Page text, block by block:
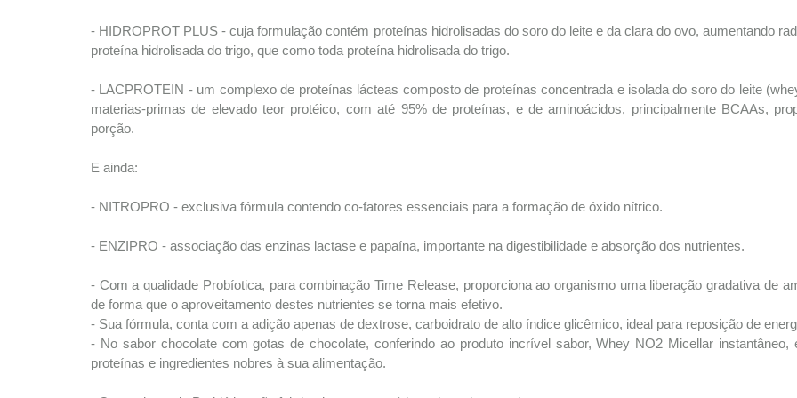
- HIDROPROT PLUS - cuja formulação contém proteínas hidrolisadas do soro do leite e da clara do ovo, aumentando
proteína hidrolisada do trigo, que como toda proteína hidrolisada do trigo.
- LACPROTEIN - um complexo de proteínas lácteas composto de proteínas concentrada e isolada do soro do leite
materias-primas de elevado teor protéico, com até 95% de proteínas, e de aminoácidos, principalmente BCAAs,
porção.
E ainda:
- NITROPRO - exclusiva fórmula contendo co-fatores essenciais para a formação de óxido nítrico.
- ENZIPRO - associação das enzinas lactase e papaína, importante na digestibilidade e absorção dos nutrientes.
- Com a qualidade Probíotica, para combinação Time Release, proporciona ao organismo uma liberação gradativa de
de forma que o aproveitamento destes nutrientes se torna mais efetivo.
- Sua fórmula, conta com a adição apenas de dextrose, carboidrato de alto índice glicêmico, ideal para reposição de
- No sabor chocolate com gotas de chocolate, conferindo ao produto incrível sabor, Whey NO2 Micellar
proteínas e ingredientes nobres à sua alimentação.